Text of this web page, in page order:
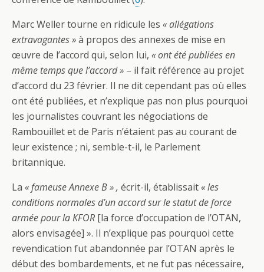
Marc Weller tourne en ridicule les « allégations
extravagantes »à propos des annexes de mise en
œuvre de l’accord qui, selon lui, « ont été publiées en
même temps que l’accord » – il fait référence au projet
d’accord du 23 février. Il ne dit cependant pas où elles
ont été publiées, et n’explique pas non plus pourquoi
les journalistes couvrant les négociations de
Rambouillet et de Paris n’étaient pas au courant de
leur existence ; ni, semble-t-il, le Parlement
britannique.
La « fameuse Annexe B » , écrit-il, établissait« les
conditions normales d’un accord sur le statut de force
armée pour la KFOR [la force d’occupation de l’OTAN,
alors envisagée] ». Il n’explique pas pourquoi cette
revendication fut abandonnée par l’OTAN après le
début des bombardements, et ne fut pas nécessaire,